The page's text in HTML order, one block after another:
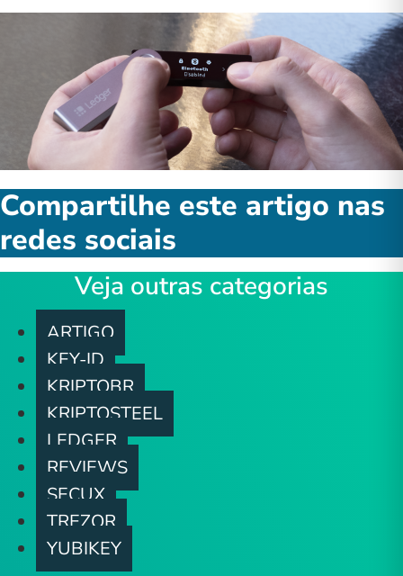
Compartilhe este artigo nas
redes sociais
Veja outras categorias
ARTIGO
KEY-ID
KRIPTOBR
KRIPTOSTEEL
LEDGER
REVIEWS
SECUX
TREZOR
YUBIKEY